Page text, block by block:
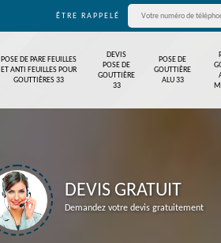
ÊTRE RAPPELÉ
POSE DE PARE FEUILLES
ET ANTI FEUILLES POUR
GOUTTIÈRES 33
DEVIS
POSE DE
GOUTTIÈRE
33
POSE DE
GOUTTIÈRE
ALU 33
DEVIS GRATUIT
Demandez votre devis gratuitement